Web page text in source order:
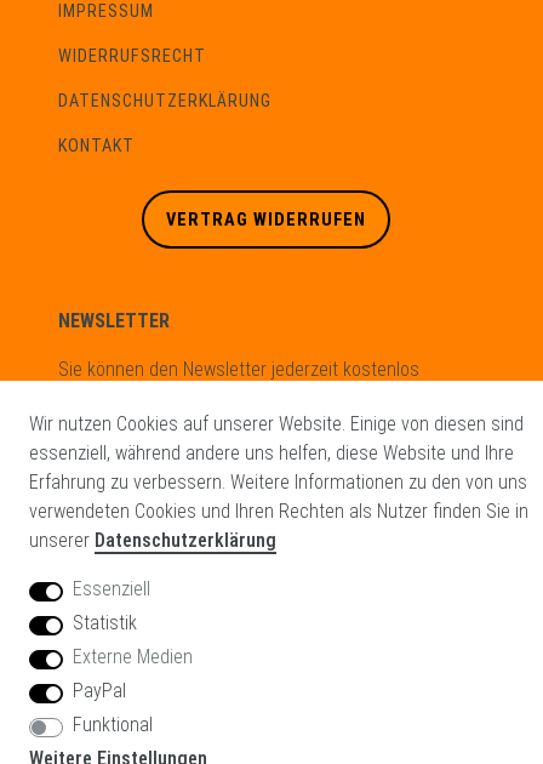
IMPRESSUM
WIDERRUFSRECHT
DATENSCHUTZERKLÄRUNG
KONTAKT
VERTRAG WIDERRUFEN
NEWSLETTER
Sie können den Newsletter jederzeit kostenlos
E-MAIL **
Newsletter
Honig
Hiermit bestätige ich, dass ich dieDaten­schutz­erklärung
gelesen
habe. Meine Einwilligung kann ich jederzeit widerrufen.**
Wir nutzen Cookies auf unserer Website. Einige von diesen sind
essenziell, während andere uns helfen, diese Website und Ihre
Erfahrung zu verbessern. Weitere Informationen zu den von uns
verwendeten Cookies und Ihren Rechten als Nutzer finden Sie in
unserer Datenschutzerklärung
Essenziell
Statistik
Externe Medien
PayPal
Funktional
Weitere Einstellungen